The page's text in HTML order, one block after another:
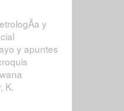
y
y apuntes
K.